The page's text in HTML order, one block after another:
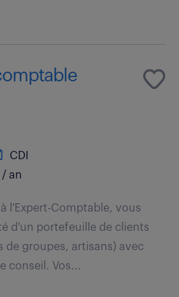
CDI
an
l'Expert-Comptable, vous
d'un portefeuille de clients
de groupes, artisans) avec
conseil. Vos...